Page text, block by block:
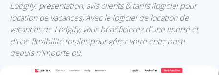
Lodgify: présentation, avis clients & tarifs (logiciel pour
location de vacances) Avec le logiciel de location de
vacances de Lodgify, vous bénéficierez d'une liberté et
d'une flexibilité totales pour gérer votre entreprise
depuis n'importe où.